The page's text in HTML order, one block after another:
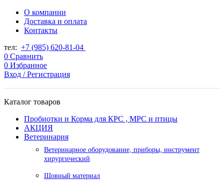
О компании
Доставка и оплата
Контакты
тел: +7 (985) 620-81-04
0 Сравнить
0 Избранное
Вход / Регистрация
Каталог товаров
Пробиотки и Корма для КРС , МРС и птицы
АКЦИЯ
Ветеринария
Ветеринарное оборудование, приборы, инструмент
хирургический
Шовный материал